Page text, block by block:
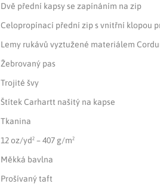
Dvě přední kapsy se zapínáním na zip
Celopropínací přední zip s vnitřní klopou
Lemy rukávů vyztužené materiálem
Žebrovaný pas
Trojité švy
Štítek Carhartt našitý na kapse
Tkanina
12 oz/yd² – 407 g/m²
Měkká bavlna
Prošívaný taft